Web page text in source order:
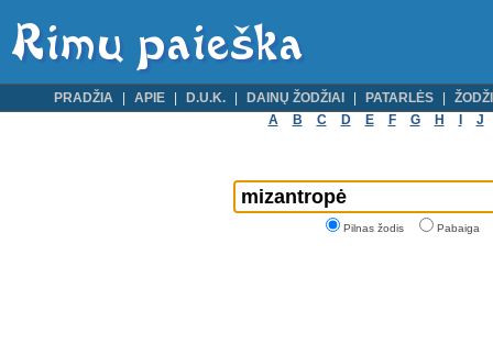
PRADŽIA APIE D.U.K. DAINŲ ŽODŽIAI PATARLĖS
A
B C D E F G H J
Pilnas žodis Pabaiga